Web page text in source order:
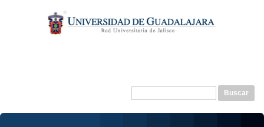
contenido
principal
Formulario de
Buscar